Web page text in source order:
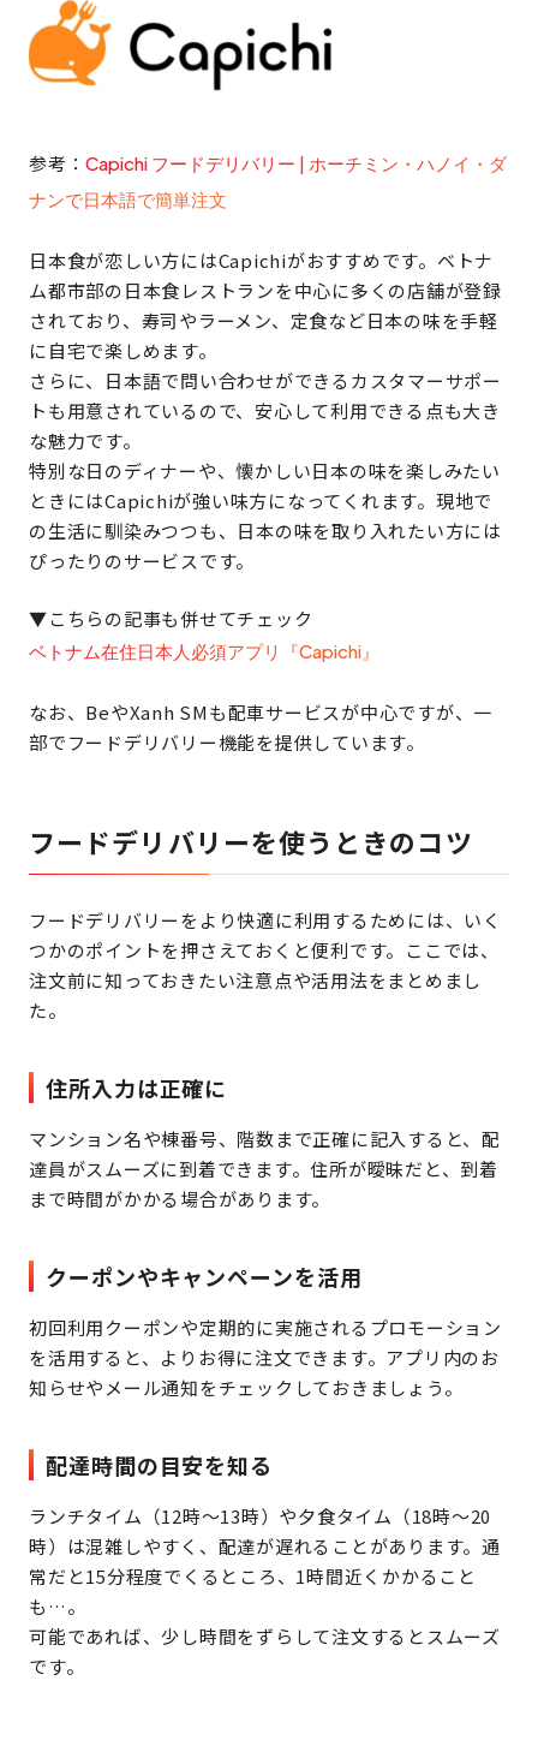
参考：Capichi フードデリバリー | ホーチミン・ハノイ・ダ
ナンで日本語で簡単注文
日本食が恋しい方にはCapichiがおすすめです。ベトナ
ム都市部の日本食レストランを中心に多くの店舗が登録
されており、寿司やラーメン、定食など日本の味を手軽
に自宅で楽しめます。
さらに、日本語で問い合わせができるカスタマーサポー
トも用意されているので、安心して利用できる点も大き
な魅力です。
特別な日のディナーや、懐かしい日本の味を楽しみたい
ときにはCapichiが強い味方になってくれます。現地で
の生活に馴染みつつも、日本の味を取り入れたい方には
ぴったりのサービスです。
▼こちらの記事も併せてチェック
ベトナム在住日本人必須アプリ『Capichi』
なお、BeやXanh SMも配車サービスが中心ですが、一
部でフードデリバリー機能を提供しています。
フードデリバリーを使うときのコツ
フードデリバリーをより快適に利用するためには、いく
つかのポイントを押さえておくと便利です。ここでは、
注文前に知っておきたい注意点や活用法をまとめまし
た。
住所入力は正確に
マンション名や棟番号、階数まで正確に記入すると、配
達員がスムーズに到着できます。住所が曖昧だと、到着
まで時間がかかる場合があります。
クーポンやキャンペーンを活用
初回利用クーポンや定期的に実施されるプロモーション
を活用すると、よりお得に注文できます。アプリ内のお
知らせやメール通知をチェックしておきましょう。
配達時間の目安を知る
ランチタイム（12時〜13時）や夕食タイム（18時〜20
時）は混雑しやすく、配達が遅れることがあります。通
常だと15分程度でくるところ、1時間近くかかること
も…。
可能であれば、少し時間をずらして注文するとスムーズ
です。